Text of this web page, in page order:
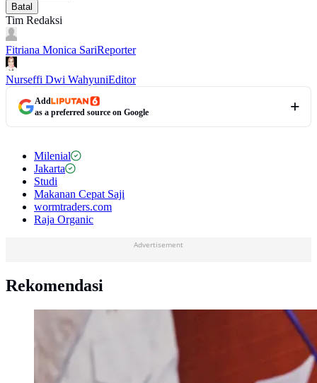
Batal
Tim Redaksi
Fitriana Monica SariReporter
Nurseffi Dwi WahyuniEditor
Add
as a preferred source on Google
Milenial
Jakarta
Studi
Makanan Cepat Saji
wormtraders.com
Raja Organic
Advertisement
Rekomendasi